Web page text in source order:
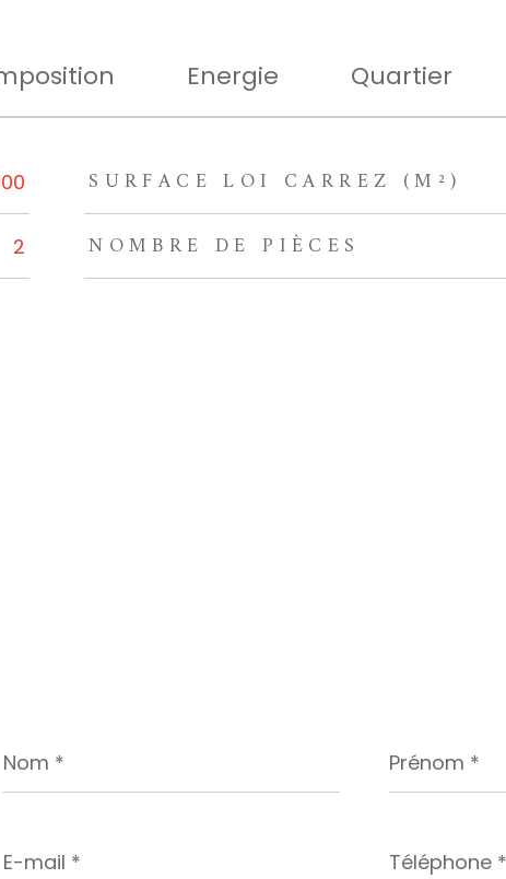
Energie Quartier
SURFACE LOI CARREZ (M²)
2 NOMBRE DE PIÈCES
* *
mail
*
*